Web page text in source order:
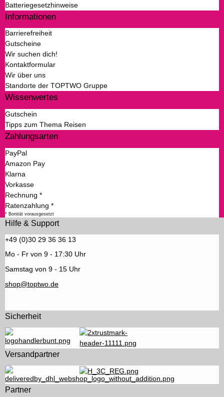
Batteriegesetzhinweise
Informationen
Barrierefreiheit
Gutscheine
Wir suchen dich!
Kontaktformular
Wir über uns
Standorte der TOPTWO Gruppe
Wissenwertes
Gutschein
Tipps zum Thema Reisen
Zahlungsarten
PayPal
Amazon Pay
Klarna
Vorkasse
Rechnung *
Ratenzahlung *
* Bonität vorausgesetzt
Hilfe & Support
+49 (0)30 29 36 36 13
Mo - Fr von 9 - 17:30 Uhr
Samstag von 9 - 15 Uhr
shop@toptwo.de
Sicherheit
Versandpartner
Partner